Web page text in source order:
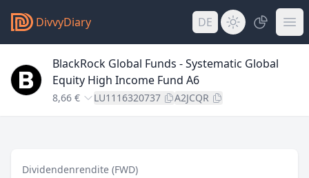
DivvyDiary DE
BlackRock Global Funds - Systematic Global
Equity High Income Fund A6
8,66 € LU1116320737 A2JCQR
Dividendenrendite (FWD)